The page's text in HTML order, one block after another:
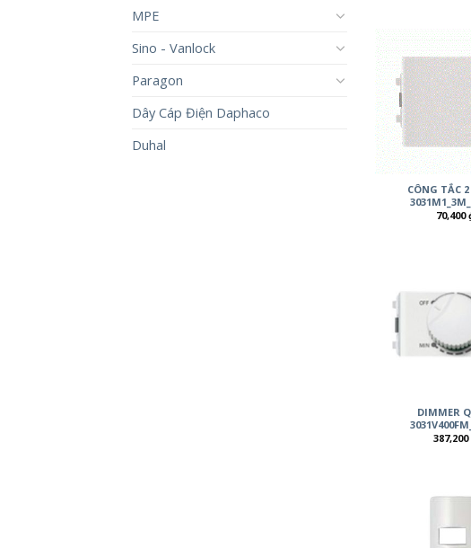
MPE
Sino - Vanlock
Paragon
Dây Cáp Điện Daphaco
Duhal
CÔNG TẮC
70,400
DIMMER
387,200